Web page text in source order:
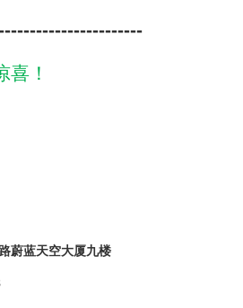
喜！
蔚蓝天空大厦九楼